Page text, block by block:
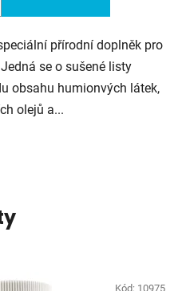
přírodní doplněk pro
se o sušené listy
obsahu humionvých látek,
olejů a...
Kód: 10975